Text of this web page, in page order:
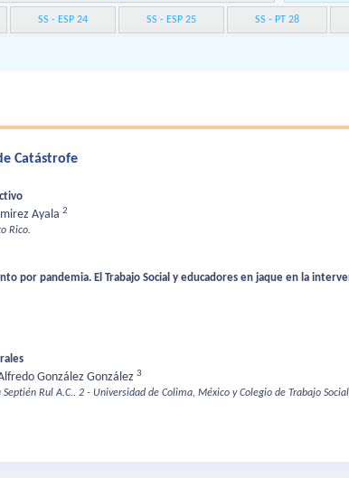
SS - ESP 24 SS - ESP 25 SS - PT 28
Catástrofe
Ayala 2
Rico.
por pandemia. El Trabajo Social y educadores en jaque en la
González González 3
Rul A.C.. 2 - Universidad de Colima, México y Colegio de Trabajo